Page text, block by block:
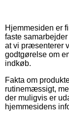
Hjemmesiden er
faste
at vi præsenterer
godtgørelse om
indkøb.
Fakta om
rutinemæssigt,
der muligvis er
hjemmesidens